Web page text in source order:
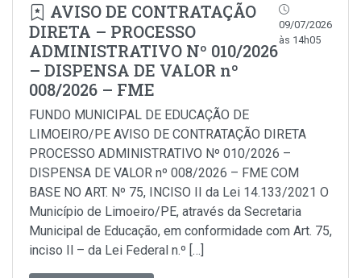
AVISO DE CONTRATAÇÃO
DIRETA – PROCESSO
ADMINISTRATIVO Nº 010/2026
– DISPENSA DE VALOR nº
008/2026 – FME
09/07/2026
às 14h05
FUNDO MUNICIPAL DE EDUCAÇÃO DE
LIMOEIRO/PE AVISO DE CONTRATAÇÃO DIRETA
PROCESSO ADMINISTRATIVO Nº 010/2026 –
DISPENSA DE VALOR nº 008/2026 – FME COM
BASE NO ART. Nº 75, INCISO II da Lei 14.133/2021 O
Município de Limoeiro/PE, através da Secretaria
Municipal de Educação, em conformidade com Art. 75,
inciso Il – da Lei Federal n.º […]